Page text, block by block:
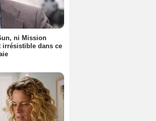
ni Mission
irrésistible dans ce